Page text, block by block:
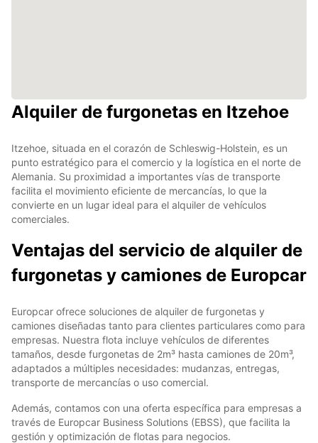
Alquiler de furgonetas en Itzehoe
Itzehoe, situada en el corazón de Schleswig-Holstein, es un
punto estratégico para el comercio y la logística en el norte de
Alemania. Su proximidad a importantes vías de transporte
facilita el movimiento eficiente de mercancías, lo que la
convierte en un lugar ideal para el alquiler de vehículos
comerciales.
Ventajas del servicio de alquiler de
furgonetas y camiones de Europcar
Europcar ofrece soluciones de alquiler de furgonetas y
camiones diseñadas tanto para clientes particulares como para
empresas. Nuestra flota incluye vehículos de diferentes
tamaños, desde furgonetas de 2m³ hasta camiones de 20m³,
adaptados a múltiples necesidades: mudanzas, entregas,
transporte de mercancías o uso comercial.
Además, contamos con una oferta específica para empresas a
través de Europcar Business Solutions (EBSS), que facilita la
gestión y optimización de flotas para negocios.